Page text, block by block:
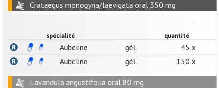
Crataegus monogyna/laevigata oral 350 mg
spécialité quantité
Aubeline gél.
45 x
Aubeline
gél. 150 x
Lavandula angustifolia oral 80 mg